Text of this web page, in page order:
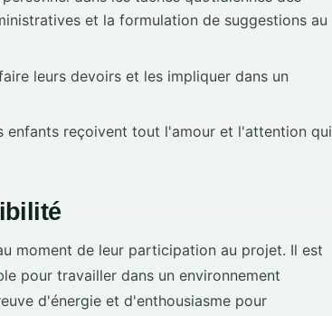
et la formulation de suggestions au
leurs devoirs et les impliquer dans un
enfants reçoivent tout l'amour et l'attention qui
moment de leur participation au projet. Il est
pour travailler dans un environnement
d'énergie et d'enthousiasme pour